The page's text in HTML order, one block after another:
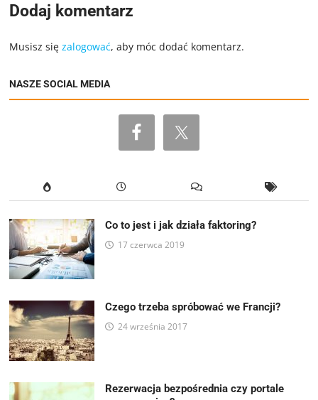
Dodaj komentarz
Musisz sięzalogować, aby móc dodać komentarz.
NASZE SOCIAL MEDIA
Co to jest i jak działa faktoring?
17 czerwca 2019
Czego trzeba spróbować we Francji?
24 września 2017
Rezerwacja bezpośrednia czy portale